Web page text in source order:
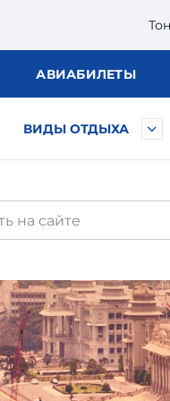
АВИАБИЛЕТЫ
ВИДЫ ОТДЫХА